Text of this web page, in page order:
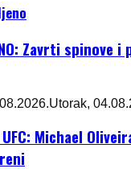
Zavrti spinove
Utorak,
UFC: Michael